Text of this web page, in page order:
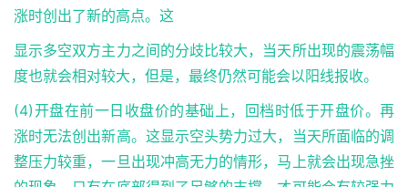
涨时创出了新的高点。这
显示多空双方主力之间的分歧比较大，当天所出现的震荡幅
度也就会相对较大，但是，最终仍然可能会以阳线报收。
(4)开盘在前一日收盘价的基础上，回档时低于开盘价。再
涨时无法创出新高。这显示空头势力过大，当天所面临的调
整压力较重，一旦出现冲高无力的情形，马上就会出现急挫